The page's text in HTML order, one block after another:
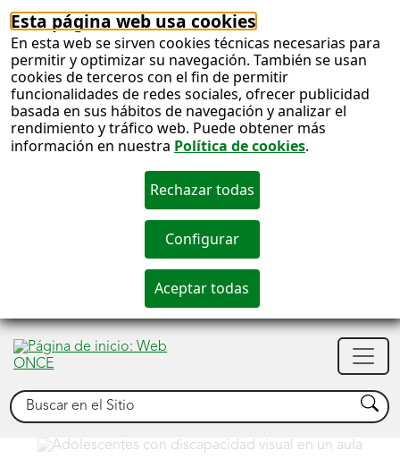
Esta página web usa cookies
En esta web se sirven cookies técnicas necesarias para
permitir y optimizar su navegación. También se usan
cookies de terceros con el fin de permitir
funcionalidades de redes sociales, ofrecer publicidad
basada en sus hábitos de navegación y analizar el
rendimiento y tráfico web. Puede obtener más
información en nuestra Política de cookies.
Buscar Buscar
Comprometidos